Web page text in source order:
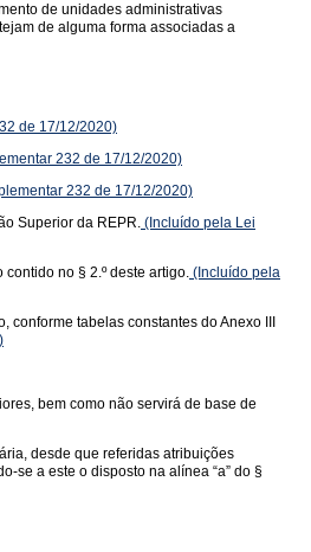
de unidades administrativas
de alguma forma associadas a
de 17/12/2020)
232 de 17/12/2020)
232 de 17/12/2020)
Superior da REPR. (Incluído pela Lei
no § 2.º deste artigo. (Incluído pela
tabelas constantes do Anexo III
bem como não servirá de base de
desde que referidas atribuições
se a este o disposto na alínea “a” do §